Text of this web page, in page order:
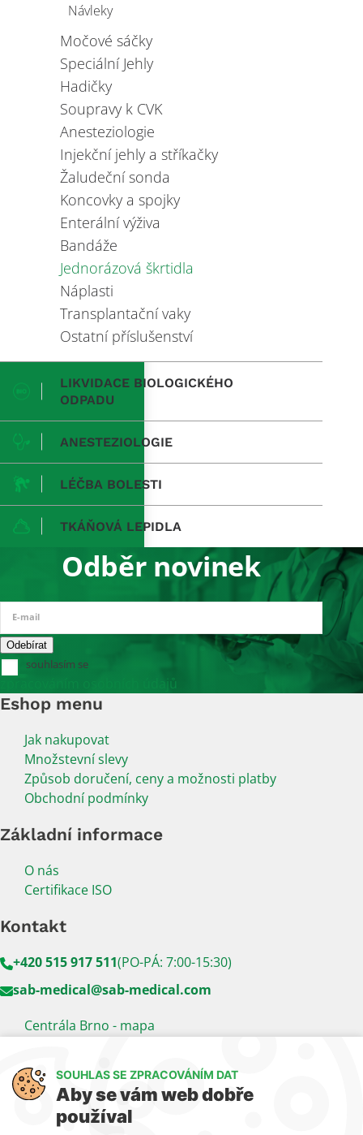
Návleky
Močové sáčky
Speciální Jehly
Hadičky
Soupravy k CVK
Anesteziologie
Injekční jehly a stříkačky
Žaludeční sonda
Koncovky a spojky
Enterální výživa
Bandáže
Jednorázová škrtidla
Náplasti
Transplantační vaky
Ostatní příslušenství
LIKVIDACE BIOLOGICKÉHO
ODPADU
ANESTEZIOLOGIE
LÉČBA BOLESTI
TKÁŇOVÁ LEPIDLA
Odběr novinek
E-mail
souhlasím se
zpracováním osobních údajů
Eshop menu
Jak nakupovat
Množstevní slevy
Způsob doručení, ceny a možnosti platby
Obchodní podmínky
Základní informace
O nás
Certifikace ISO
Kontakt
+420 515 917 511(PO-PÁ: 7:00-15:30)
sab-medical@sab-medical.com
Centrála Brno - mapa
Sledujte nás
LinkedIn Facebook
SOUHLAS SE ZPRACOVÁNÍM DAT
Aby se vám web dobře
používal